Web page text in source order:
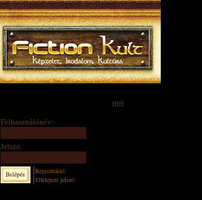
Felhasználónév:
Jelszó:
Regisztráció
Elfelejtett jelszó
fffff